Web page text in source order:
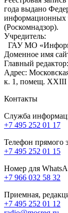
года выдано
информационных
(Роскомнадзор).
Учредитель:
ГАУ МО
Доменное имя
Главный
Адрес:
к. 1, помещ. XXIII
Контакты
Служба
+7 495 252 01 17
Телефон прямого
+7 495 252 01 15
Номер для
+7 966 032 58 32
Приемная,
+7 495 252 01 12